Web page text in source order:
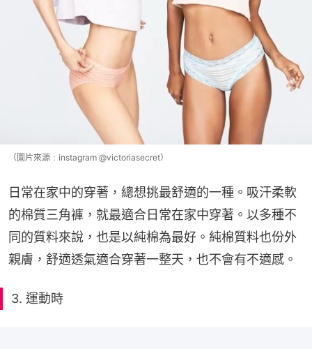
（圖片來源﹕instagram @victoriasecret）
日常在家中的穿著，總想挑最舒適的一種。吸汗柔軟
的棉質三角褲，就最適合日常在家中穿著。以多種不
同的質料來說，也是以純棉為最好。純棉質料也份外
親膚，舒適透氣適合穿著一整天，也不會有不適感。
3. 運動時